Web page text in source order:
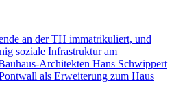
an der TH immatrikuliert, und
soziale Infrastruktur am
Architekten Hans Schwippert
als Erweiterung zum Haus